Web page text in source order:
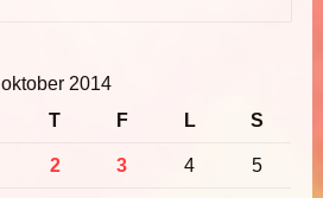
oktober 2014
T F L S
2 3 4 5